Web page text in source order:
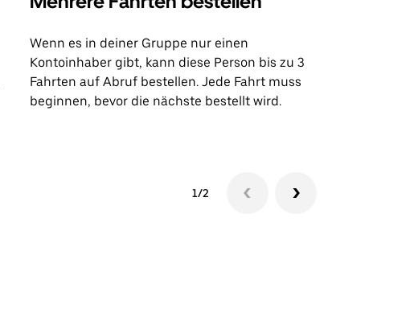
Wenn es in deiner Gruppe nur einen
Kontoinhaber gibt, kann diese Person bis zu 3
Fahrten auf Abruf bestellen. Jede Fahrt muss
beginnen, bevor die nächste bestellt wird.
1/2